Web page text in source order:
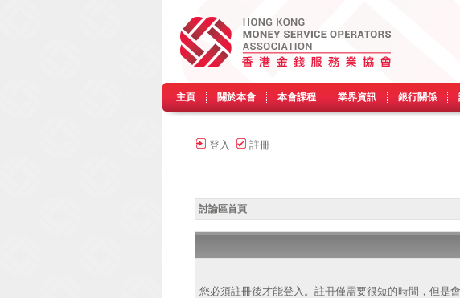
主頁 關於本會 本會課程 業界資訊 銀行關係
登入 註冊
討論區首頁
您必須註冊後才能登入。註冊僅需要很短的時間，但是